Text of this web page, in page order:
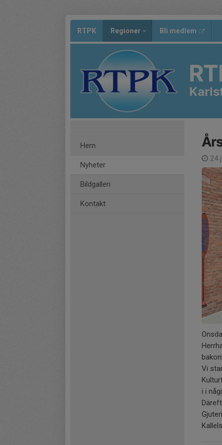
RTPK Regioner Bli medlem
Hem
Nyheter
Bildgalleri
Kontakt
24
Vi
i i